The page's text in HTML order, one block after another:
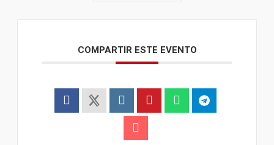
COMPARTIR ESTE EVENTO